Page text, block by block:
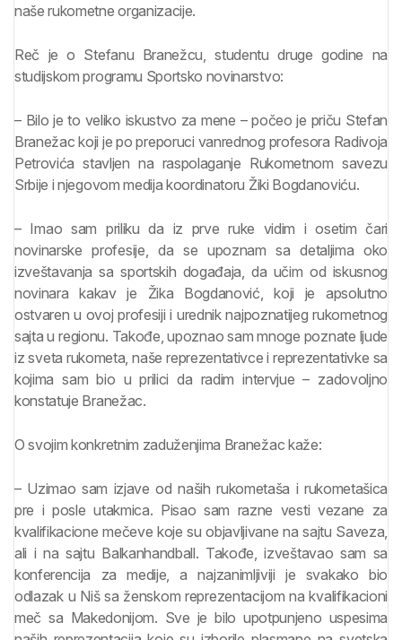
naše rukometne organizacije.
Reč je o Stefanu Branežcu, studentu druge godine na
studijskom programu Sportsko novinarstvo:
– Bilo je to veliko iskustvo za mene – počeo je priču Stefan
Branežac koji je po preporuci vanrednog profesora Radivoja
Petrovića stavljen na raspolaganje Rukometnom savezu
Srbije i njegovom medija koordinatoru Žiki Bogdanoviću.
– Imao sam priliku da iz prve ruke vidim i osetim čari
novinarske profesije, da se upoznam sa detaljima oko
izveštavanja sa sportskih događaja, da učim od iskusnog
novinara kakav je Žika Bogdanović, koji je apsolutno
ostvaren u ovoj profesiji i urednik najpoznatijeg rukometnog
sajta u regionu. Takođe, upoznao sam mnoge poznate ljude
iz sveta rukometa, naše reprezentativce i reprezentativke sa
kojima sam bio u prilici da radim intervjue – zadovoljno
konstatuje Branežac.
O svojim konkretnim zaduženjima Branežac kaže:
– Uzimao sam izjave od naših rukometaša i rukometašica
pre i posle utakmica. Pisao sam razne vesti vezane za
kvalifikacione mečeve koje su objavljivane na sajtu Saveza,
ali i na sajtu Balkanhandball. Takođe, izveštavao sam sa
konferencija za medije, a najzanimljiviji je svakako bio
odlazak u Niš sa ženskom reprezentacijom na kvalifikacioni
meč sa Makedonijom. Sve je bilo upotpunjeno uspesima